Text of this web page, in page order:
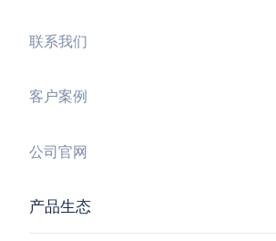
联系我们
客户案例
公司官网
产品生态